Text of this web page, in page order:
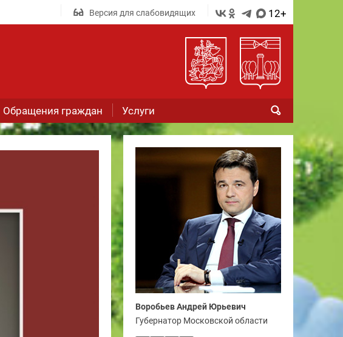
Версия для слабовидящих 12+
Обращения граждан Услуги
Воробьев Андрей Юрьевич
Губернатор Московской области